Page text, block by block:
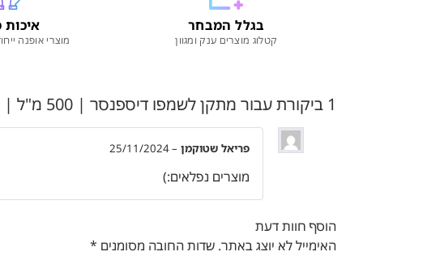
בגלל המבחר
קטלוג מוצרים ענק ומגוון
איכות
מוצרי אופנה
1 ביקורת עבור מתקן לשמפו דיספנסר | 500 מ"ל | אפור גרפיט | מק"ט 162/6
פריאל שטוקמן –
25/11/2024
מוצרים נפלאים:)
הוסף חוות דעת
האימייל לא יוצג באתר. שדות החובה מסומנים *